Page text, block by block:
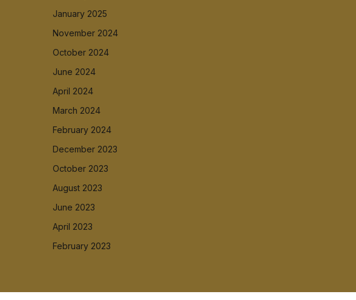
January 2025
November 2024
October 2024
June 2024
April 2024
March 2024
February 2024
December 2023
October 2023
August 2023
June 2023
April 2023
February 2023